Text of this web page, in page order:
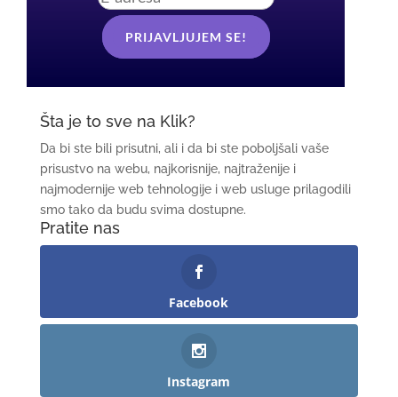
PRIJAVLJUJEM SE!
Šta je to sve na Klik?
Da bi ste bili prisutni, ali i da bi ste poboljšali vaše
prisustvo na webu, najkorisnije, najtraženije i
najmodernije web tehnologije i web usluge prilagodili
smo tako da budu svima dostupne.
Pratite nas
Facebook
Instagram